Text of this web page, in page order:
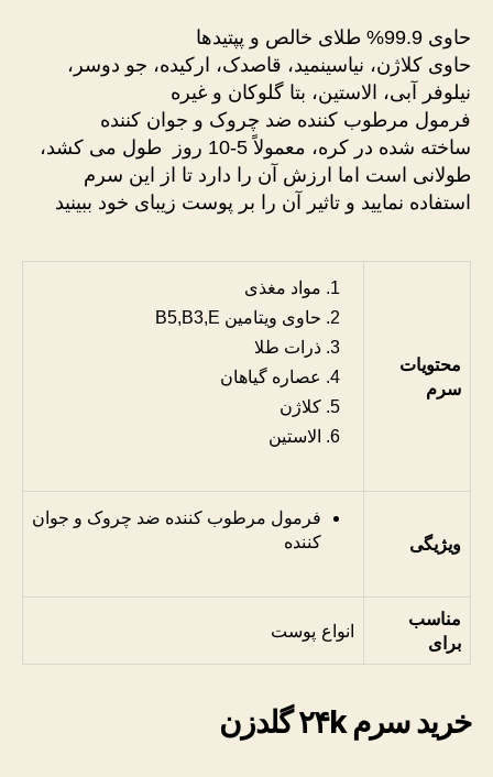
حاوی 99.9% طلای خالص و پپتیدها
حاوی کلاژن، نیاسینمید، قاصدک، ارکیده، جو دوسر،
نیلوفر آبی، الاستین، بتا گلوکان و غیره
فرمول مرطوب کننده ضد چروک و جوان کننده
ساخته شده در کره، معمولاً 5-10 روز طول می کشد،
طولانی است اما ارزش آن را دارد تا از این سرم
استفاده نمایید و تاثیر آن را بر پوست زیبای خود ببینید
محتویات
سرم
مواد مغذی
حاوی ويتامين B5,B3,E
ذرات طلا
عصاره گیاهان
کلاژن
الاستین
ویژیگی
فرمول مرطوب کننده ضد چروک و جوان
کننده
مناسب
برای
انواع پوست
خرید سرم ۲۴k گلدزن